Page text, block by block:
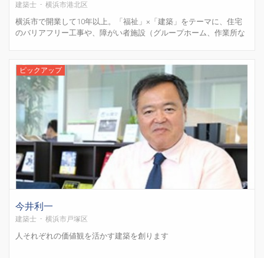
建築士 - 横浜市港北区
横浜市で開業して10年以上。「福祉」×「建築」をテーマに、住宅
のバリアフリー工事や、障がい者施設（グループホーム、作業所な
囲に制限がある方など、ハンディキャップを持つ様...
ピックアップ
今井利一
建築士 - 横浜市戸塚区
人それぞれの価値観を活かす建築を創ります